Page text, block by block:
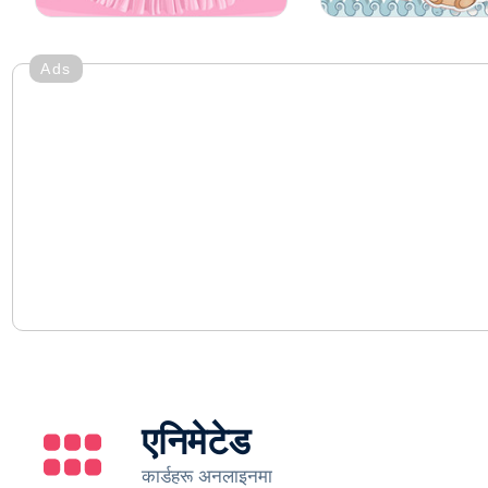
Ads
एनिमेटेड
कार्डहरू अनलाइनमा